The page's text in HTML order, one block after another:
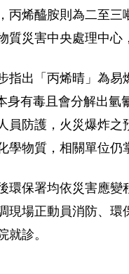
丙烯醯胺則為二至
質災害中央處理中心
指出「丙烯晴」為
身有毒且會分解出氫
員防護，火災爆炸
學物質，相關單位仍
環保署均依災害應變
現場正動員消防、環
就診。